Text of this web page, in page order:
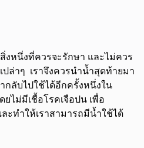
งหนึ่งที่ควรจะรักษา และไม่ควร
ปล่าๆ เราจึงควรนำน้ำสุดท้ายมา
กลับไปใช้ได้อีกครั้งหนึ่งใน
ไม่มีเชื้อโรคเจือปน เพื่อ
ะทำให้เราสามารถมีน้ำใช้ได้